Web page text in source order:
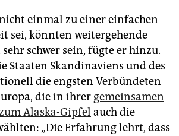
einmal zu einer einfachen
sei, könnten weitergehende
schwer sein, fügte er hinzu.
Staaten Skandinaviens und des
die engsten Verbündeten
die in ihrer gemeinsamen
Alaska-Gipfel auch die
„Die Erfahrung lehrt, dass